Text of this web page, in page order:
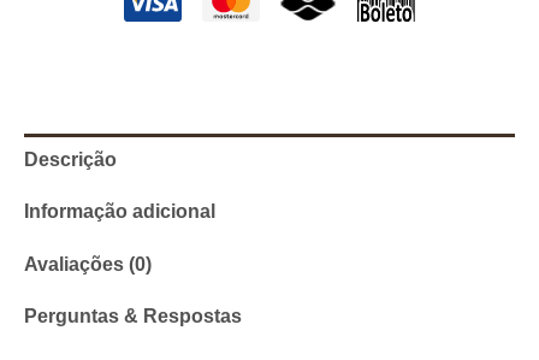
Descrição
Informação adicional
Avaliações (0)
Perguntas & Respostas